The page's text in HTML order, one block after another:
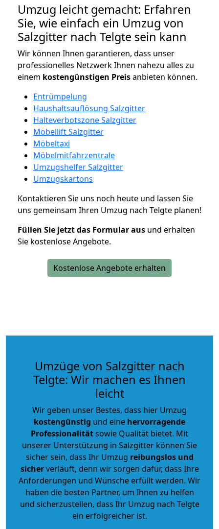
Umzug leicht gemacht: Erfahren
Sie, wie einfach ein Umzug von
Salzgitter nach Telgte sein kann
Wir können Ihnen garantieren, dass unser
professionelles Netzwerk Ihnen nahezu alles zu
einem kostengünstigen Preisanbieten können.
Entrümpelung
Haushaltsauflösung Salzgitter
Halteverbotszone Salzgitter
Möbellift Salzgitter
Möbeltaxi
Möbelmitfahrzentrale
Umzugshelfer Salzgitter
Umzugskartons
Kontaktieren Sie uns noch heute und lassen Sie
uns gemeinsam Ihren Umzug nach Telgte planen!
Füllen Sie jetzt das Formular aus und erhalten
Sie kostenlose Angebote.
Kostenlose Angebote erhalten
Umzüge von Salzgitter nach
Telgte: Wir machen es Ihnen
leicht
Wir geben unser Bestes, dass hier Umzug
kostengünstig und eine hervorragende
Professionalitätsowie Qualität bietet. Mit
unserer Unterstützung in Salzgitter können Sie
sicher sein, dass Ihr Umzug reibungslos und
sicherverläuft, denn wir sorgen dafür, dass Ihre
Anforderungen und Wünsche erfüllt werden. Wir
haben die besten Partner, um Ihnen zu helfen
und sicherzustellen, dass Ihr Umzug nach Telgte
ein erfolgreicher ist.